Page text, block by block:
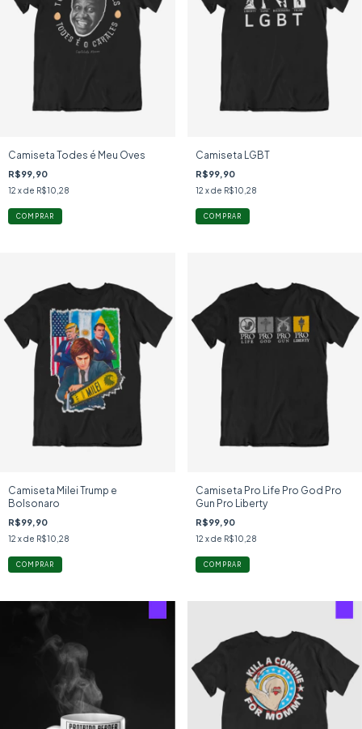
Camiseta Todes é Meu Oves
R$99,90
12 x de R$10,28
COMPRAR
Camiseta LGBT
R$99,90
12 x de R$10,28
COMPRAR
Camiseta Milei Trump e
Bolsonaro
R$99,90
12 x de R$10,28
COMPRAR
Camiseta Pro Life Pro God Pro
Gun Pro Liberty
R$99,90
12 x de R$10,28
COMPRAR